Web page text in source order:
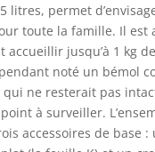
litres, permet
toute la famille. Il est
accueillir jusqu’à 1 kg
noté un bémol
ne resterait pas
à surveiller.
accessoires de base :